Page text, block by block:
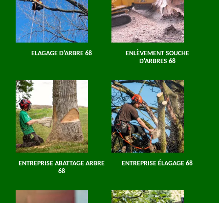
ELAGAGE D'ARBRE 68
ENLÈVEMENT SOUCHE
D'ARBRES 68
ENTREPRISE ABATTAGE ARBRE
68
ENTREPRISE ÉLAGAGE 68